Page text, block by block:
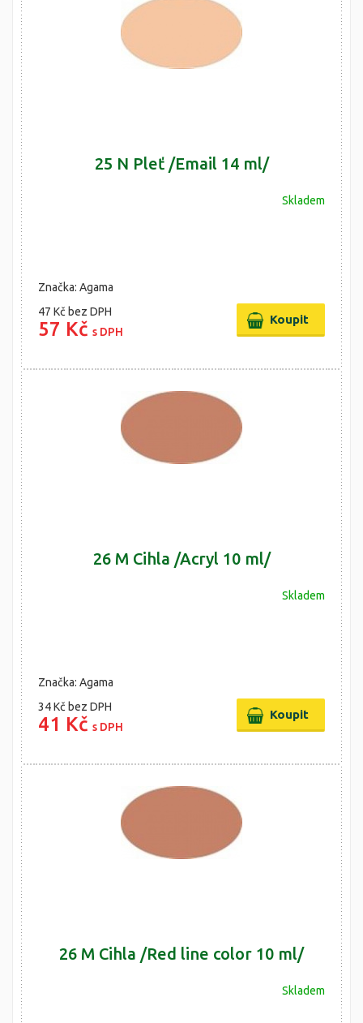
25 N Pleť /Email 14 ml/
Skladem
Značka: Agama
47 Kč bez DPH
57 Kč s DPH
26 M Cihla /Acryl 10 ml/
Skladem
Značka: Agama
34 Kč bez DPH
41 Kč s DPH
26 M Cihla /Red line color 10 ml/
Skladem